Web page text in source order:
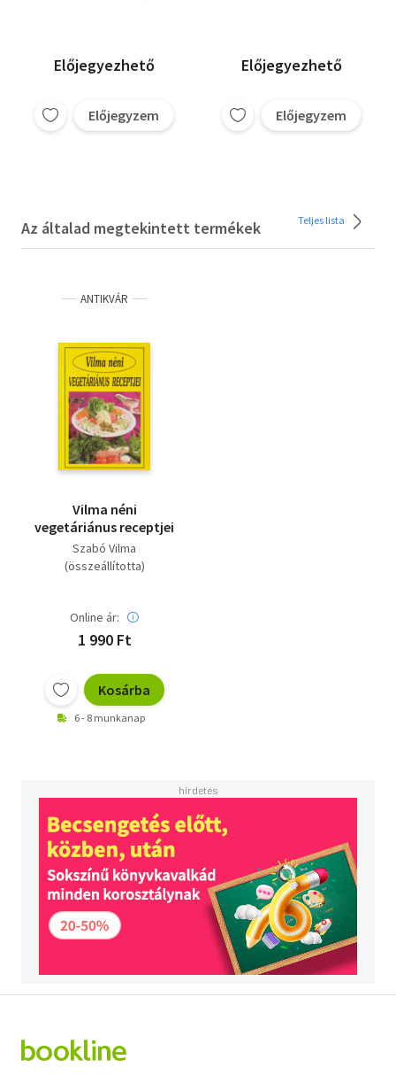
Előjegyezhető
Előjegyzem
Előjegyezhető
Előjegyzem
Az általad megtekintett termékek Teljes lista
ANTIKVÁR
Vilma néni
vegetáriánus receptjei
Szabó Vilma
(összeállította)
Online ár:
1 990 Ft
Kosárba
6 - 8 munkanap